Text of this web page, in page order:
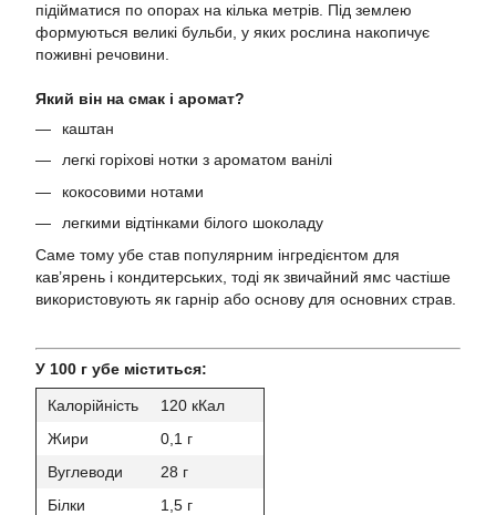
підійматися по опорах на кілька метрів. Під землею
формуються великі бульби, у яких рослина накопичує
поживні речовини.
Який він на смак і аромат?
каштан
легкі горіхові нотки з ароматом ванілі
кокосовими нотами
легкими відтінками білого шоколаду
Саме тому убе став популярним інгредієнтом для
кав’ярень і кондитерських, тоді як звичайний ямс частіше
використовують як гарнір або основу для основних страв.
У 100 г убе міститься:
Калорійність
120 кКал
Жири
0,1 г
Вуглеводи
28 г
Білки
1,5 г